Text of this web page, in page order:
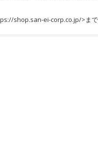
shop.san-ei-corp.co.jp/>ま